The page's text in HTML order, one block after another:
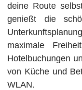
deine Route
genießt die
maximale
Hotelbuchungen
von Küche und
WLAN.